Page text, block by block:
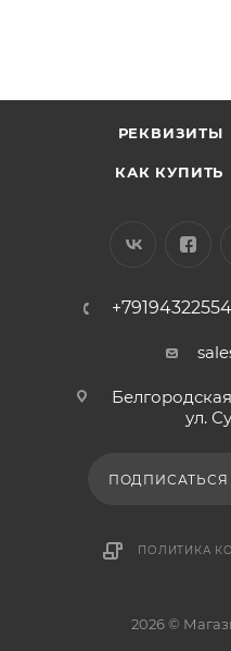
РЕКВИЗИТЫ
КАК КУПИТЬ
+79194322554
ул.
ПОЛИТИКА
2026 ©